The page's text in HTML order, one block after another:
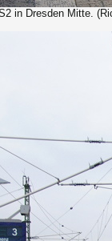
in Dresden Mitte.